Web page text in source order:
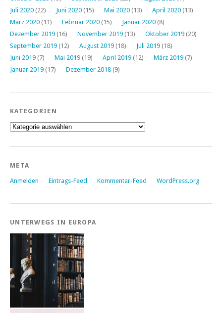
Juli 2020 (22) Juni 2020 (15) Mai 2020 (13) April 2020 (13)
März 2020 (11) Februar 2020 (15) Januar 2020 (8)
Dezember 2019 (16) November 2019 (13) Oktober 2019 (20)
September 2019 (12) August 2019 (18) Juli 2019 (18)
Juni 2019 (7) Mai 2019 (19) April 2019 (12) März 2019 (7)
Januar 2019 (17) Dezember 2018 (9)
KATEGORIEN
Kategorien
META
Anmelden Eintrags-Feed Kommentar-Feed WordPress.org
UNTERWEGS IN EUROPA